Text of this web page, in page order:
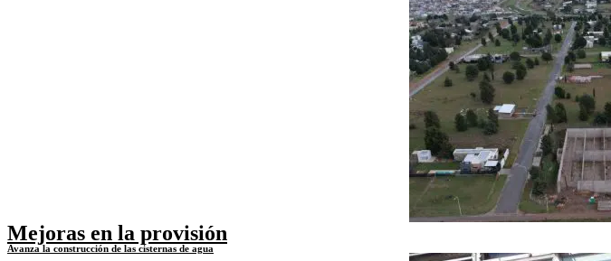
Mejoras en la provisión
Avanza la construcción de las cisternas de agua